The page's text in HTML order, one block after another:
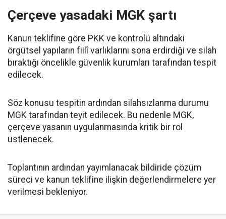
Çerçeve yasadaki MGK şartı
Kanun teklifine göre PKK ve kontrolü altındaki
örgütsel yapıların fiilî varlıklarını sona erdirdiği ve silah
bıraktığı öncelikle güvenlik kurumları tarafından tespit
edilecek.
Söz konusu tespitin ardından silahsızlanma durumu
MGK tarafından teyit edilecek. Bu nedenle MGK,
çerçeve yasanın uygulanmasında kritik bir rol
üstlenecek.
Toplantının ardından yayımlanacak bildiride çözüm
süreci ve kanun teklifine ilişkin değerlendirmelere yer
verilmesi bekleniyor.